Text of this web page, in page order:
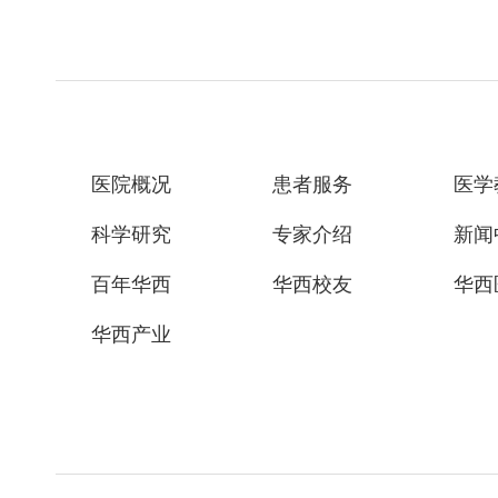
医院概况 患者服务 医
科学研究 专家介绍 新
百年华西 华西校友 华西
华西产业